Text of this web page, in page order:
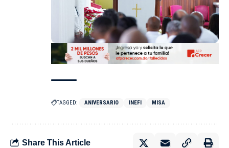
TAGGED: ANIVERSARIO INEFI MISA
Share This Article